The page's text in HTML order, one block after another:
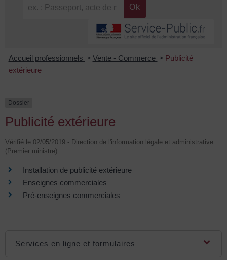
Accueil professionnels > Vente - Commerce > Publicité
extérieure
Dossier
Publicité extérieure
Vérifié le 02/05/2019 - Direction de l'information légale et administrative
(Premier ministre)
Installation de publicité extérieure
Enseignes commerciales
Pré-enseignes commerciales
Services en ligne et formulaires